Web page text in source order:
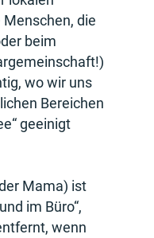
die
beim
wo wir uns
Bereichen
geeinigt
Mama) ist
im Büro“,
wenn